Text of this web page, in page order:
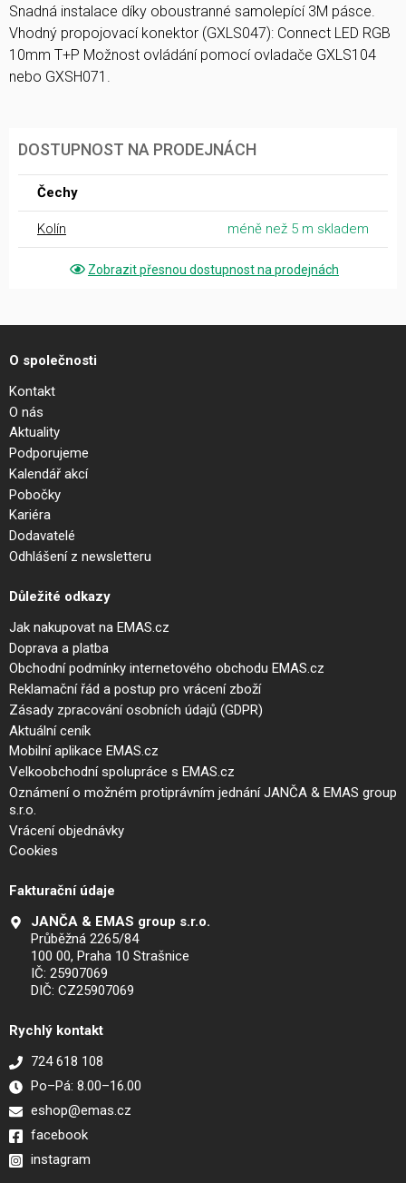
Snadná instalace díky oboustranné samolepící 3M pásce.
Vhodný propojovací konektor (GXLS047): Connect LED RGB
10mm T+P Možnost ovládání pomocí ovladače GXLS104
nebo GXSH071.
DOSTUPNOST NA PRODEJNÁCH
Čechy
Kolín méně než 5 m skladem
Zobrazit přesnou dostupnost na prodejnách
O společnosti
Kontakt
O nás
Aktuality
Podporujeme
Kalendář akcí
Pobočky
Kariéra
Dodavatelé
Odhlášení z newsletteru
Důležité odkazy
Jak nakupovat na EMAS.cz
Doprava a platba
Obchodní podmínky internetového obchodu EMAS.cz
Reklamační řád a postup pro vrácení zboží
Zásady zpracování osobních údajů (GDPR)
Aktuální ceník
Mobilní aplikace EMAS.cz
Velkoobchodní spolupráce s EMAS.cz
Oznámení o možném protiprávním jednání JANČA & EMAS group
s.r.o.
Vrácení objednávky
Cookies
Fakturační údaje
JANČA & EMAS group s.r.o.
Průběžná 2265/84
100 00, Praha 10 Strašnice
IČ: 25907069
DIČ: CZ25907069
Rychlý kontakt
724 618 108
Po–Pá: 8.00–16.00
eshop@emas.cz
facebook
instagram